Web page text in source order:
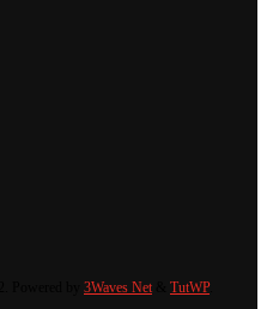
3Waves Net& TutWP.